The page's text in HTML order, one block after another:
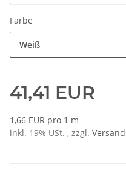
Farbe
Weiß
41,41 EUR
1,66 EUR pro 1 m
inkl. 19% USt. , zzgl. Versand